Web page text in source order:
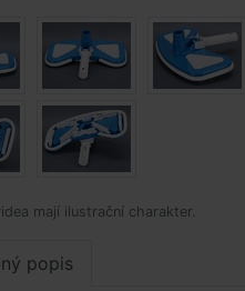
mají ilustrační charakter.
popis